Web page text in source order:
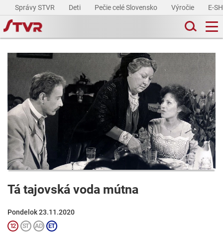
Správy STVR Deti Pečie celé Slovensko Výročie E-
Tá tajovská voda mútna
Pondelok 23.11.2020